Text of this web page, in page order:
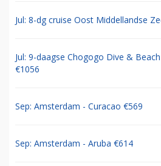
Jul: 8-dg cruise Oost Middellandse
Jul: 9-daagse Chogogo Dive &
€1056
Sep: Amsterdam - Curacao €569
Sep: Amsterdam - Aruba €614